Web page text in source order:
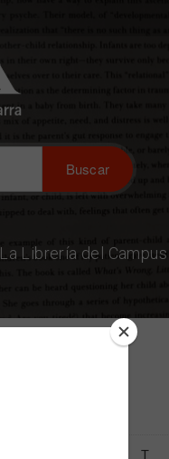
La Librería del Campus
T